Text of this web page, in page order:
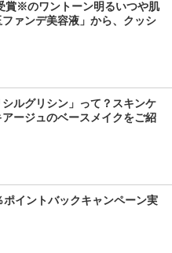
賞※のワントーン明るいつや肌
ァンデ美容液」から、クッシ
ルグリシン」って？スキンケ
ージュのベースメイクをご紹
ポイントバックキャンペーン実